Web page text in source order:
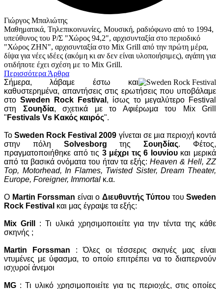
Γιώργος Μπαλιώτης
Μαθηματικά, Τηλεπικοινωνίες, Μουσική, ραδιόφωνο από το 1994,
υπεύθυνος του Ρ/Σ "Χώρος 94,2", αρχισυνταξία στο περιοδικό
"Χώρος ΖΗΝ", αρχισυνταξία στο Mix Grill από την πρώτη μέρα,
δίψα για νέες ιδέες (ακόμη κι αν δεν είναι υλοποιήσιμες), αγάπη για
οτιδήποτε έχει σχέση με το Mix Grill.
Περισσότερα Άρθρα
Σήμερα, λάβαμε έστω και
καθυστερημένα, απαντήσεις στις ερωτήσεις που υποβάλαμε
στο Sweden Rock Festival , ίσως το μεγαλύτερο Festival
στη Σουηδία, σχετικά με το Αφιέρωμα του Mix Grill
" Festivals Vs Κακός καιρός".
ΤοSweden Rock Festival 2009 γίνεται σε μια περιοχή κοντά
στην πόλη SolvesborgτηςΣουηδίας. Φέτος,
πραγματοποιήθηκε από τις 3 μέχρι τις 6 Ιουνίου και μερικά
από τα βασικά ονόματα του ήταν τα εξής:Heaven & Hell, ZZ
Top, Motorhead, In Flames, Twisted Sister, Dream Theater,
Europe, Foreigner, Immortal κ.α.
Ο Martin Forssman είναι ο Διευθυντής Τύπου του Sweden
Rock Festival και μας έγραψε τα εξής:
Mix Grill
: Τι υλικά χρησιμοποιείτε για την τέντα της κάθε
σκηνής ;
Martin Forssman : Όλες οι τέσσερις σκηνές μας είναι
ντυμένες με ύφασμα, το οποίο επιτρέπει να το διαπερνούν
ισχυροί άνεμοι
MG : Τι υλικό χρησιμοποιείτε για τις περιοχές, στις οποίες